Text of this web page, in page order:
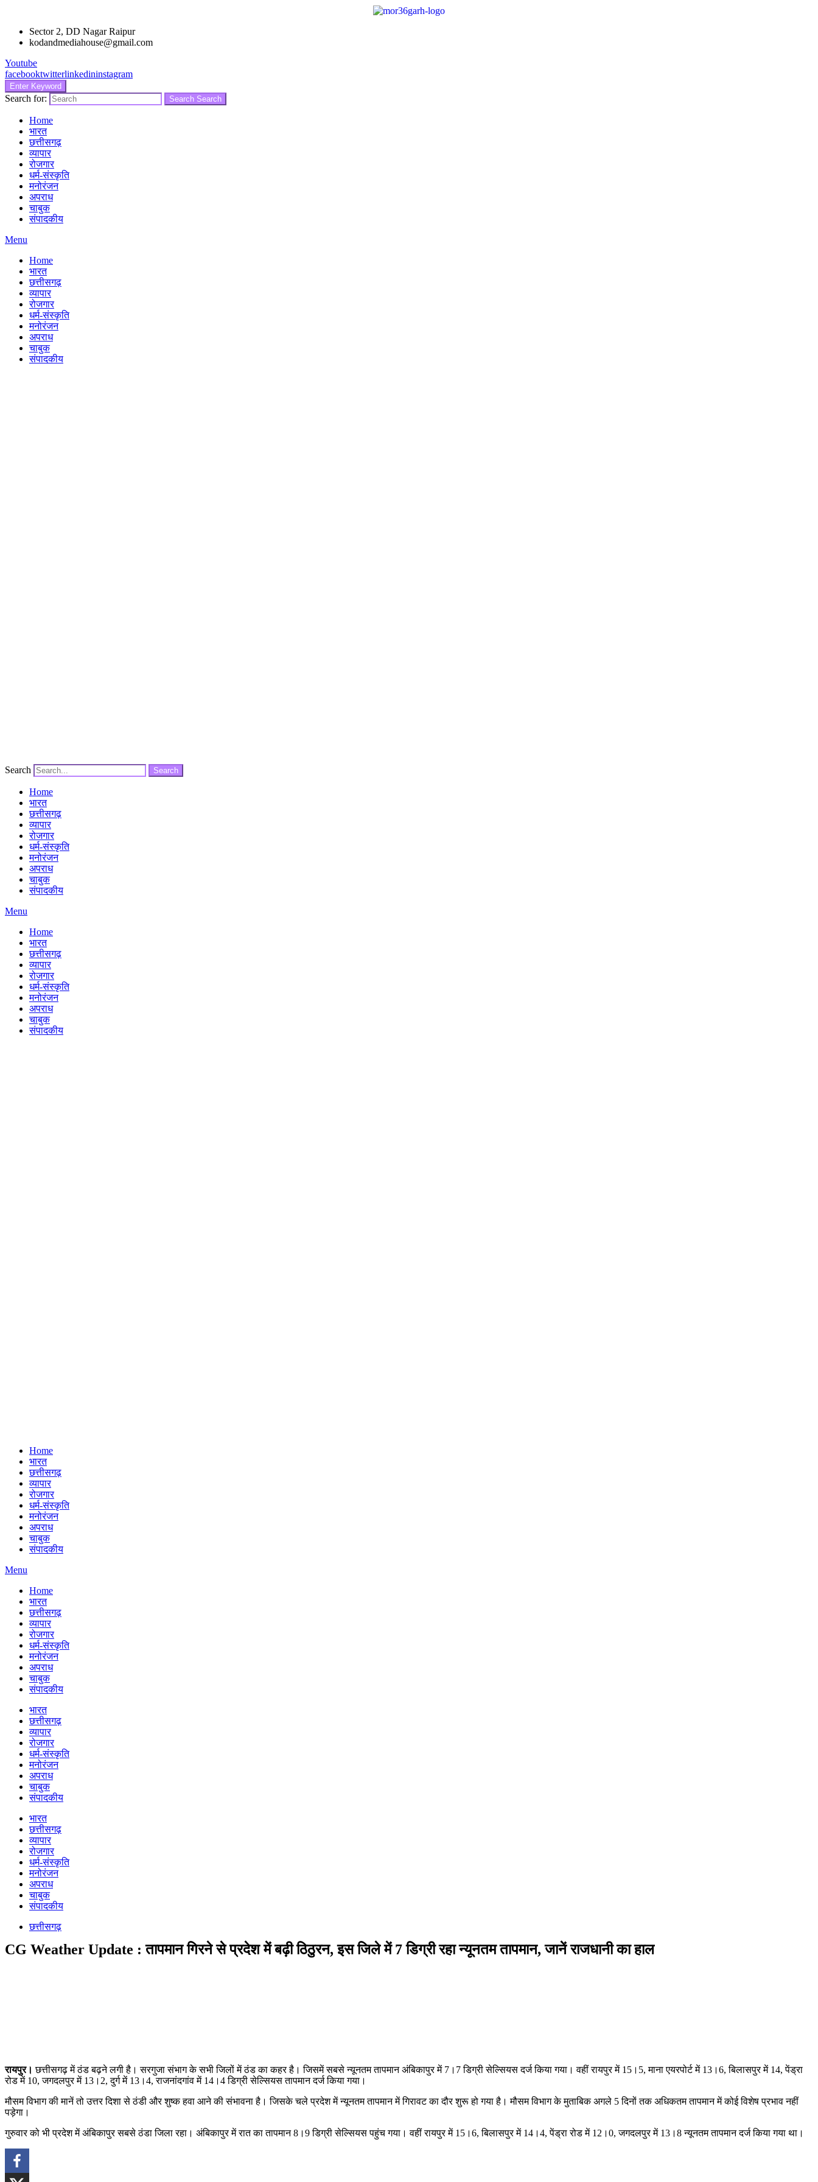
Sector 2, DD Nagar Raipur
kodandmediahouse@gmail.com
Youtube
facebooktwitterlinkedininstagram
Enter Keyword
Search for: Search Search
Home
भारत
छत्तीसगढ़
व्यापार
रोजगार
धर्म-संस्कृति
मनोरंजन
अपराध
चाबुक
संपादकीय
Menu
Home
भारत
छत्तीसगढ़
व्यापार
रोजगार
धर्म-संस्कृति
मनोरंजन
अपराध
चाबुक
संपादकीय
Search Search
Home
भारत
छत्तीसगढ़
व्यापार
रोजगार
धर्म-संस्कृति
मनोरंजन
अपराध
चाबुक
संपादकीय
Menu
Home
भारत
छत्तीसगढ़
व्यापार
रोजगार
धर्म-संस्कृति
मनोरंजन
अपराध
चाबुक
संपादकीय
Home
भारत
छत्तीसगढ़
व्यापार
रोजगार
धर्म-संस्कृति
मनोरंजन
अपराध
चाबुक
संपादकीय
Menu
Home
भारत
छत्तीसगढ़
व्यापार
रोजगार
धर्म-संस्कृति
मनोरंजन
अपराध
चाबुक
संपादकीय
भारत
छत्तीसगढ़
व्यापार
रोजगार
धर्म-संस्कृति
मनोरंजन
अपराध
चाबुक
संपादकीय
भारत
छत्तीसगढ़
व्यापार
रोजगार
धर्म-संस्कृति
मनोरंजन
अपराध
चाबुक
संपादकीय
छत्तीसगढ़
CG Weather Update : तापमान गिरने से प्रदेश में बढ़ी ठिठुरन, इस जिले में 7 डिग्री रहा न्यूनतम तापमान, जानें राजधानी का हाल
रायपुर। छत्तीसगढ़ में ठंड बढ़ने लगी है। सरगुजा संभाग के सभी जिलों में ठंड का कहर है। जिसमें सबसे न्यूनतम तापमान अंबिकापुर में 7।7 डिग्री सेल्सियस दर्ज किया गया। वहीं रायपुर में 15।5, माना एयरपोर्ट में 13।6, बिलासपुर में 14, पेंड्रा
रोड में 10, जगदलपुर में 13।2, दुर्ग में 13।4, राजनांदगांव में 14।4 डिग्री सेल्सियस तापमान दर्ज किया गया।
मौसम विभाग की मानें तो उत्तर दिशा से ठंडी और शुष्क हवा आने की संभावना है। जिसके चले प्रदेश में न्यूनतम तापमान में गिरावट का दौर शुरू हो गया है। मौसम विभाग के मुताबिक अगले 5 दिनों तक अधिकतम तापमान में कोई विशेष प्रभाव नहीं
पड़ेगा।
गुरुवार को भी प्रदेश में अंबिकापुर सबसे ठंडा जिला रहा। अंबिकापुर में रात का तापमान 8।9 डिग्री सेल्सियस पहुंच गया। वहीं रायपुर में 15।6, बिलासपुर में 14।4, पेंड्रा रोड में 12।0, जगदलपुर में 13।8 न्यूनतम तापमान दर्ज किया गया था।